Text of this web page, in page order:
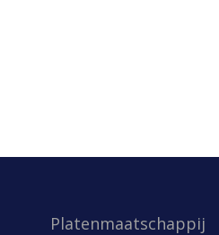
Platenmaatschappij